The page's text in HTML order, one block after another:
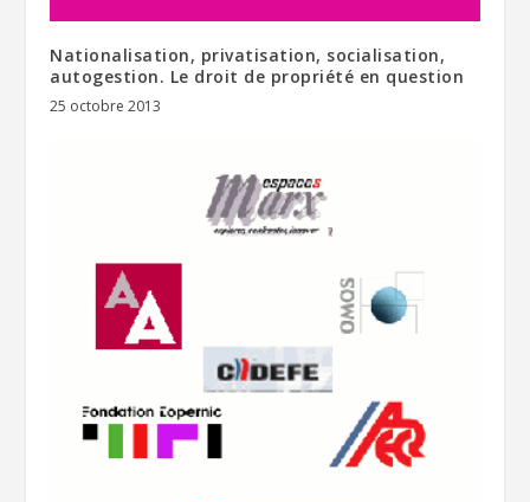
Nationalisation, privatisation, socialisation,
autogestion. Le droit de propriété en question
25 octobre 2013